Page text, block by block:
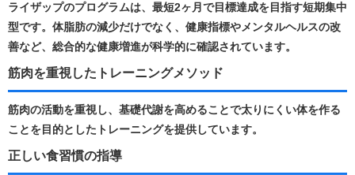
ライザップのプログラムは、最短2ヶ月で目標達成を目指す短期集中
型です。​体脂肪の減少だけでなく、健康指標やメンタルヘルスの改
善など、総合的な健康増進が科学的に確認されています。 ​
筋肉を重視したトレーニングメソッド
筋肉の活動を重視し、基礎代謝を高めることで太りにくい体を作る
ことを目的としたトレーニングを提供しています。 ​
正しい食習慣の指導